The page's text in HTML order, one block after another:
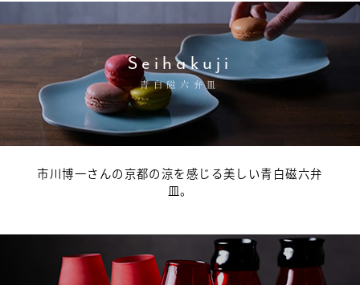
Seihakuji
青白磁六弁皿
市川博一さんの京都の涼を感じる美しい青白磁六弁
皿。